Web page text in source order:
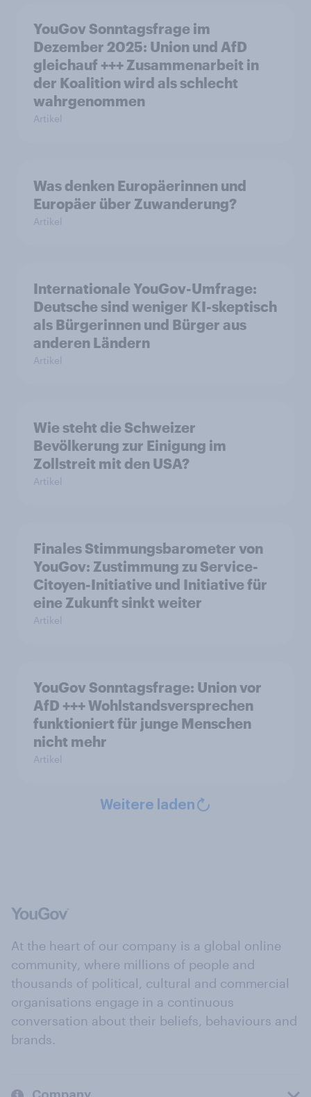
YouGov Sonntagsfrage im
Dezember 2025: Union und AfD
gleichauf +++ Zusammenarbeit in
der Koalition wird als schlecht
wahrgenommen
Artikel
Was denken Europäerinnen und
Europäer über Zuwanderung?
Artikel
Internationale YouGov-Umfrage:
Deutsche sind weniger KI-skeptisch
als Bürgerinnen und Bürger aus
anderen Ländern
Artikel
Wie steht die Schweizer
Bevölkerung zur Einigung im
Zollstreit mit den USA?
Artikel
Finales Stimmungsbarometer von
YouGov: Zustimmung zu Service-
Citoyen-Initiative und Initiative für
eine Zukunft sinkt weiter
Artikel
YouGov Sonntagsfrage: Union vor
AfD +++ Wohlstandsversprechen
funktioniert für junge Menschen
nicht mehr
Artikel
Weitere laden
At the heart of our company is a global online
community, where millions of people and
thousands of political, cultural and commercial
organisations engage in a continuous
conversation about their beliefs, behaviours and
brands.